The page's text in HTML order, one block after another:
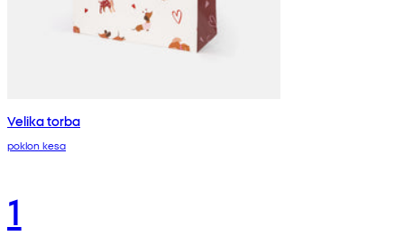
Velika torba
poklon kesa
1